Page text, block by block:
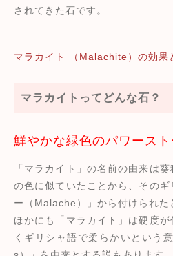
されてきた石です。
マラカイト （Malachite）の効果
マラカイトってどんな石？
鮮やかな緑色のパワースト
「マラカイト」の名前の由来は
の色に似ていたことから、その
ー（Malache）」から付けられた
ほかにも「マラカイト」は硬度
くギリシャ語で柔らかいという